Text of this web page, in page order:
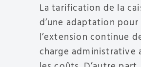
La tarification de la
d’une adaptation
l’extension continue
charge administrative